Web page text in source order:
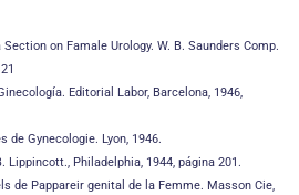
on Famale Urology. W. B. Saunders Comp.
Editorial Labor, Barcelona, 1946,
de Gynecologie. Lyon, 1946.
Lippincott., Philadelphia, 1944, página 201.
de Pappareir genital de la Femme. Masson Cie,